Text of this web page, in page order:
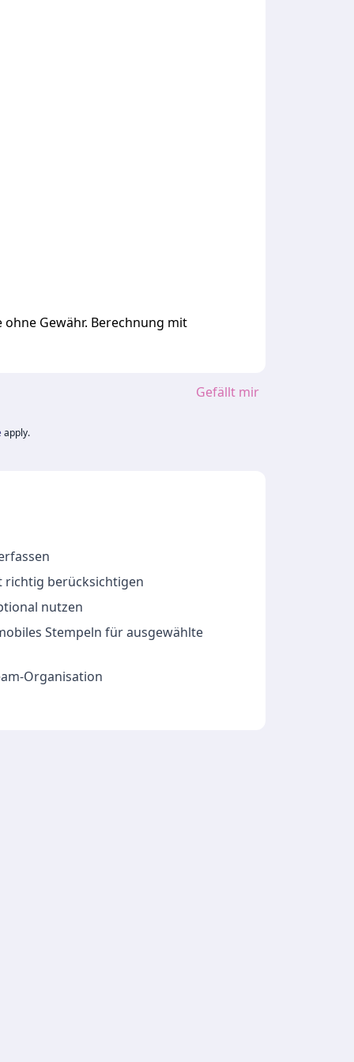
Gewähr. Berechnung mit
Gefällt mir
apply.
richtig berücksichtigen
nutzen
Stempeln für ausgewählte
Organisation